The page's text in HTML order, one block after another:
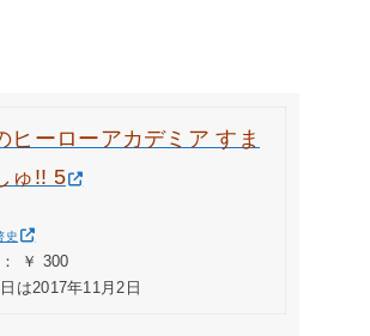
ヒーローアカデミア すま
ゅ!! 5
史
￥ 300
は2017年11月2日